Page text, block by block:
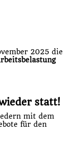
2025 die
statt!
mit dem
für den